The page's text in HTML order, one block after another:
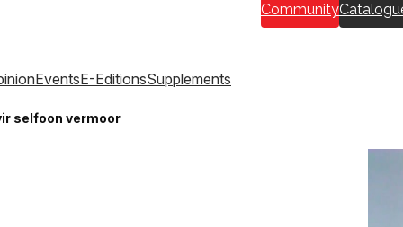
Community
EventsE-EditionsSupplements
selfoon vermoor